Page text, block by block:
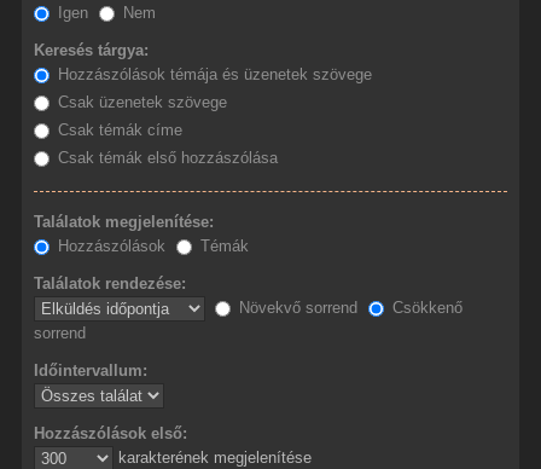
Igen
Nem
Keresés tárgya:
Hozzászólások témája és üzenetek szövege
Csak üzenetek szövege
Csak témák címe
Csak témák első hozzászólása
Találatok megjelenítése:
Hozzászólások
Témák
Találatok rendezése:
Növekvő sorrend
Csökkenő
sorrend
Időintervallum:
Hozzászólások első:
karakterének megjelenítése